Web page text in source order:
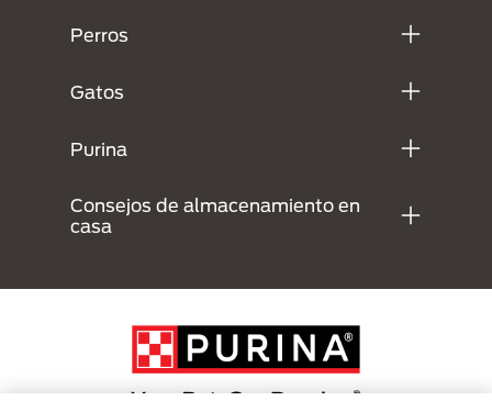
Perros
Gatos
Purina
Consejos de almacenamiento en
casa